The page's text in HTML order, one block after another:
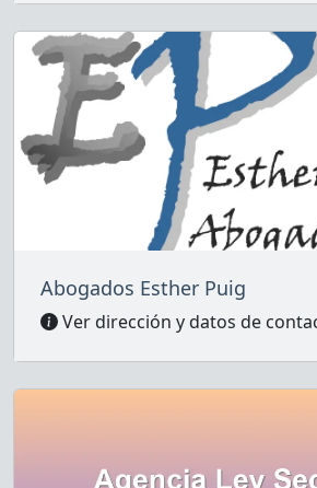
Abogados Esther Puig
Ver dirección y datos de